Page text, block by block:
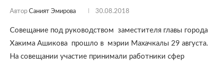
Автор Саният Эмирова 30.08.2018
Совещание под руководством заместителя главы города
Хакима Ашикова прошло в мэрии Махачкалы 29 августа.
На совещании участие принимали работники сфер